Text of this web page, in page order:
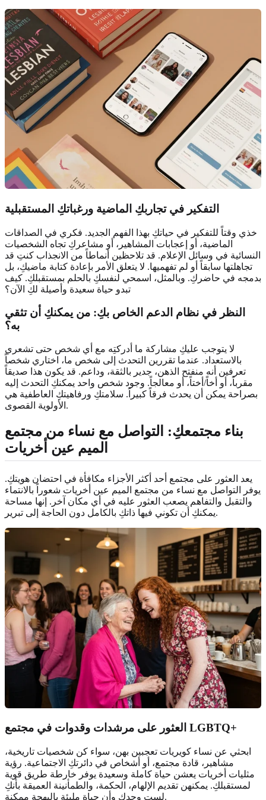
التفكير فيتجاربكِ الماضية ورغباتكِ المستقبلية
خذي وقتاً للتفكير في حياتكِ بهذا الفهم الجديد. فكري في الصداقات
الماضية، أو إعجابات المشاهير، أو مشاعركِ تجاه الشخصيات
النسائية في وسائل الإعلام. قد تلاحظين أنماطاً من الانجذاب كنتِ قد
تجاهلتها سابقاً أو لم تفهميها. لا يتعلق الأمر بإعادة كتابة ماضيكِ، بل
بدمجه في حاضركِ. وبالمثل، اسمحي لنفسكِ بالحلم بمستقبلكِ. كيف
تبدو حياة سعيدة وأصيلة لكِ الآن؟
النظر في نظام الدعم الخاص بكِ: من يمكنكِ أن تثقي
به؟
لا يتوجب عليكِ مشاركة ما أدركتِه مع أي شخص حتى تشعري
بالاستعداد. عندما تقررين التحدث إلى شخص ما، اختاري شخصاً
تعرفين أنه منفتح الذهن، جدير بالثقة، وداعم. قد يكون هذا صديقاً
مقرباً، أو أخاً/أختاً، أو معالجاً. وجود شخص واحد يمكنكِ التحدث إليه
بصراحة يمكن أن يحدث فرقاً كبيراً. سلامتكِ ورفاهيتكِ العاطفية هي
الأولوية القصوى.
بناء مجتمعكِ: التواصل مع نساء من مجتمع
الميم عين أخريات
يعد العثور على مجتمع أحد أكثر الأجزاء مكافأة في احتضان هويتكِ.
يوفر التواصل مع نساء من مجتمع الميم عين أخريات شعوراً بالانتماء
والتقبل والتفاهم يصعب العثور عليه في أي مكان آخر. إنها مساحة
يمكنكِ أن تكوني فيها ذاتكِ بالكامل دون الحاجة إلى تبرير.
العثور على مرشدات وقدوات في مجتمع LGBTQ+
ابحثي عن نساء كويريات تعجبين بهن، سواء كن شخصيات تاريخية،
مشاهير، قادة مجتمع، أو أشخاص في دائرتكِ الاجتماعية. رؤية
مثليات أخريات يعشن حياة كاملة وسعيدة يوفر خارطة طريق قوية
لمستقبلكِ. يمكنهن تقديم الإلهام، الحكمة، والطمأنينة العميقة بأنكِ
لستِ وحدكِ وأن حياة مليئة بالبهجة ممكنة.